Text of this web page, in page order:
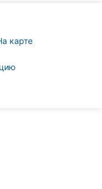
карте